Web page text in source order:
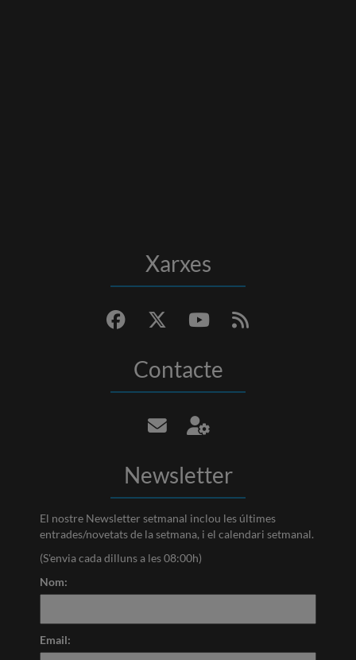
Xarxes
Contacte
Newsletter
El nostre Newsletter setmanal inclou les últimes
entrades/novetats de la setmana, i el calendari setmanal.
(S'envia cada dilluns a les 08:00h)
Nom:
Email: